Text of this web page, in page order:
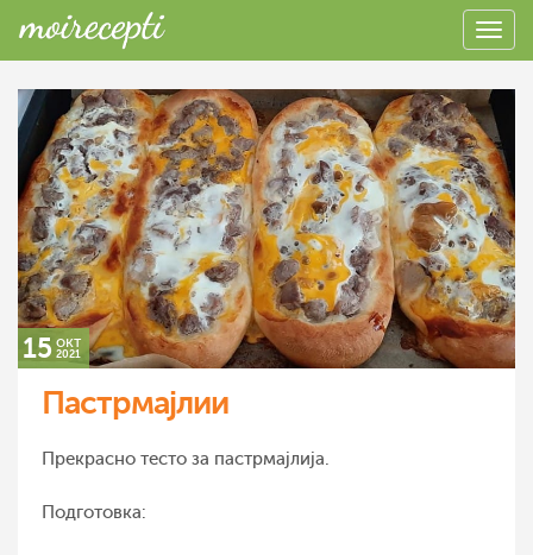
15 окт
2021
Пастрмајлии
Прекрасно тесто за пастрмајлија.
Подготовка: